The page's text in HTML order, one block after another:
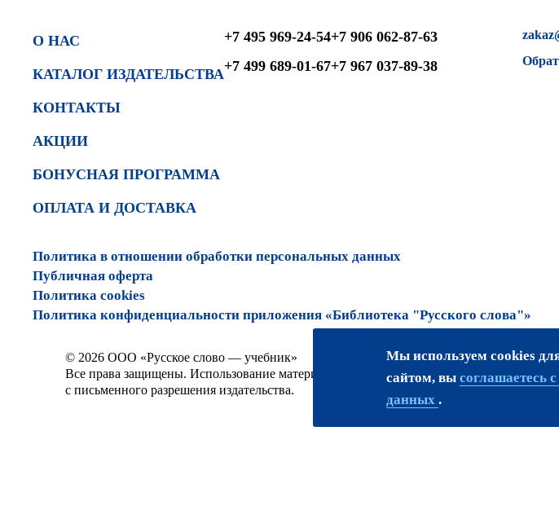
О НАС
КАТАЛОГ ИЗДАТЕЛЬСТВА
КОНТАКТЫ
АКЦИИ
БОНУСНАЯ ПРОГРАММА
ОПЛАТА И ДОСТАВКА
+7 495 969-24-54
+7 499 689-01-67
+7 906 062-87-63
+7 967 037-89-38
Политика в отношении обработки персональных данных
Публичная оферта
Политика cookies
Политика конфиденциальности приложения «Библиотека "Русского слова"»
© 2026 ООО «Русское слово — учебник»
Все права защищены. Использование материалов сайта возможно только
с письменного разрешения издательства.
Мы используем cookies
сайтом, вы соглашаетесь
данных .